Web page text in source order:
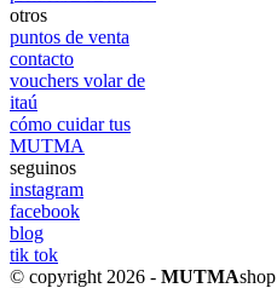
otros
puntos de venta
contacto
vouchers volar de
itaú
cómo cuidar tus
MUTMA
seguinos
instagram
facebook
blog
tik tok
© copyright 2026 - MUTMAshop